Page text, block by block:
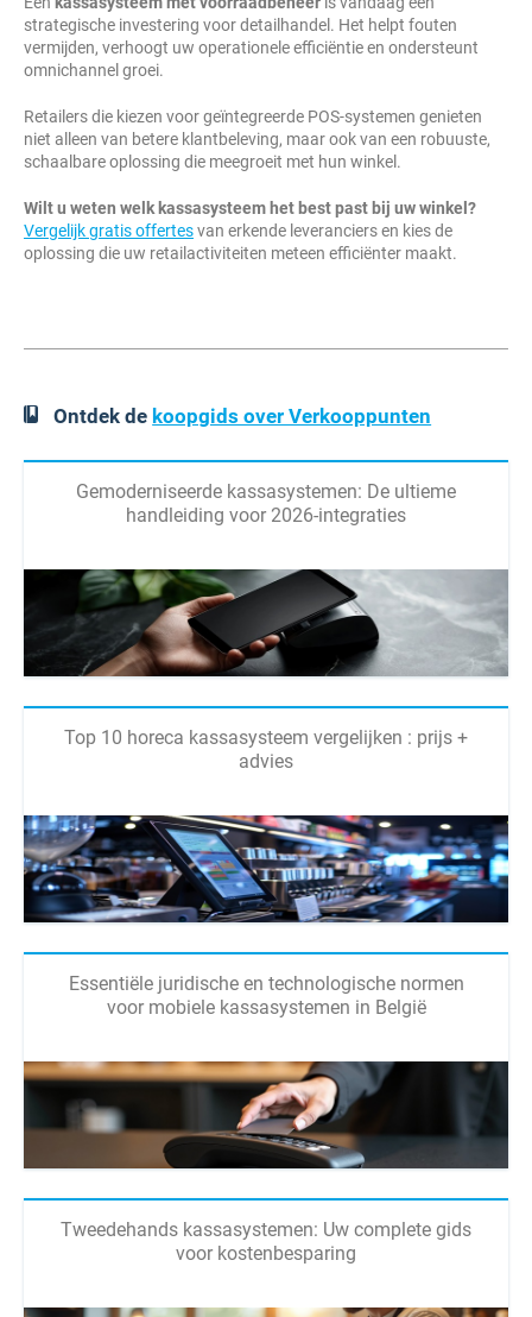
strategische investering voor detailhandel. Het helpt fouten
vermijden, verhoogt uw operationele efficiëntie en ondersteunt
omnichannel groei.
Retailers die kiezen voor geïntegreerde POS-systemen genieten
niet alleen van betere klantbeleving, maar ook van een robuuste,
schaalbare oplossing die meegroeit met hun winkel.
Wilt u weten welk kassasysteem het best past bij uw winkel?
Vergelijk gratis offertesvan erkende leveranciers en kies de
oplossing die uw retailactiviteiten meteen efficiënter maakt.
Ontdek de koopgids over Verkooppunten
Gemoderniseerde kassasystemen: De ultieme
handleiding voor 2026-integraties
Top 10 horeca kassasysteem vergelijken : prijs +
advies
Essentiële juridische en technologische normen
voor mobiele kassasystemen in België
Tweedehands kassasystemen: Uw complete gids
voor kostenbesparing